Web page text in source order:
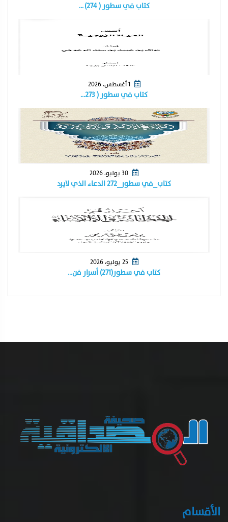
كتاب في سطور ( ٢٧٤) …
1 أغسطس، 2026
كتاب في سطور ( ٢٧٣…
كتاب_في سطور_٢٧٢ الدعاء الذي لايرد
كتاب في سطور(٢٧١) أسرار فن…
الأقسام